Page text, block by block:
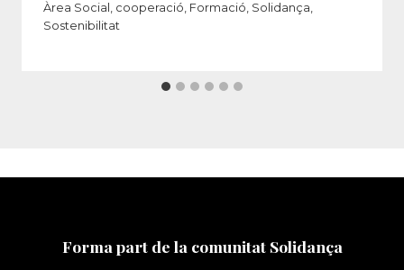
Àrea Social , cooperació, Formació, Solidança,
Sostenibilitat
Forma part de la comunitat Solidança